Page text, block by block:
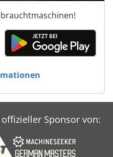
Sponsor von: